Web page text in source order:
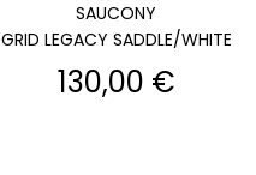
SAUCONY
GRID LEGACY SADDLE/WHITE
Prix
130,00 €